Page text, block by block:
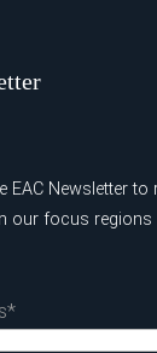
EAC Newsletter to
our focus regions